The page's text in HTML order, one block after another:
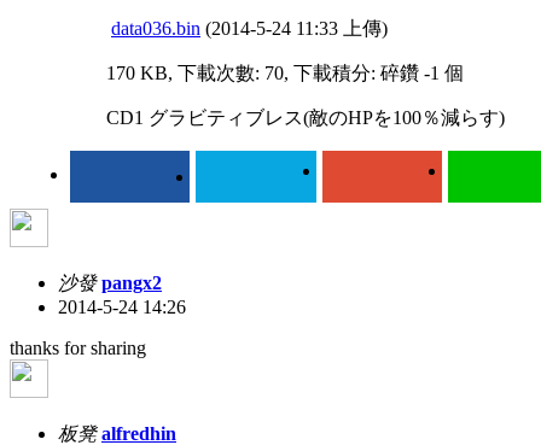
data036.bin (2014-5-24 11:33 上傳)
170 KB, 下載次數: 70, 下載積分: 碎鑽 -1 個
CD1 グラビティブレス(敵のHPを100％減らす)
沙發 pangx2
2014-5-24 14:26
thanks for sharing
板凳 alfredhin